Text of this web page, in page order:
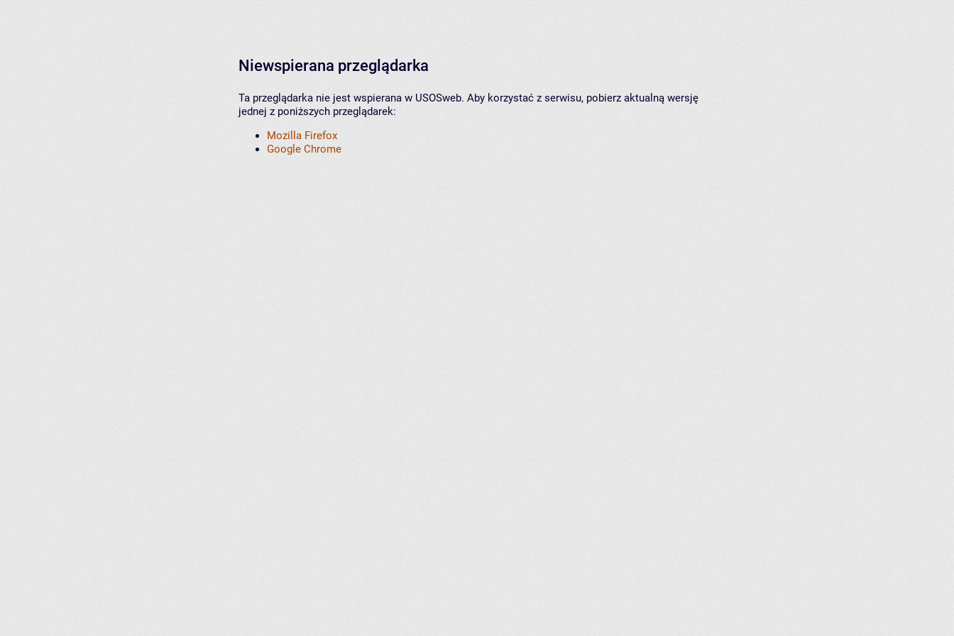
Niewspierana przeglądarka
Ta przeglądarka nie jest wspierana w USOSweb. Aby korzystać z serwisu, pobierz aktualną wersję
jednej z poniższych przeglądarek:
Mozilla Firefox
Google Chrome